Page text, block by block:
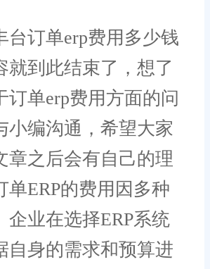
订单erp费用多少钱
就到此结束了，想了
订单erp费用方面的问
小编沟通，希望大家
章之后会有自己的理
单ERP的费用因多种
企业在选择ERP系统
自身的需求和预算进